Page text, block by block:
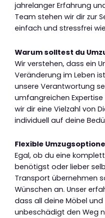
jahrelanger Erfahrung
Team stehen wir dir zur
einfach und stressfrei
Warum solltest du
Wir verstehen, dass ein
Veränderung im Leben
unsere Verantwortung
umfangreichen
wir dir eine Vielzahl von
individuell auf deine
Flexible
Egal, ob du eine
benötigst oder lieber
Transport übernehmen
Wünschen an. Unser
dass all deine Möbel
unbeschädigt den Weg